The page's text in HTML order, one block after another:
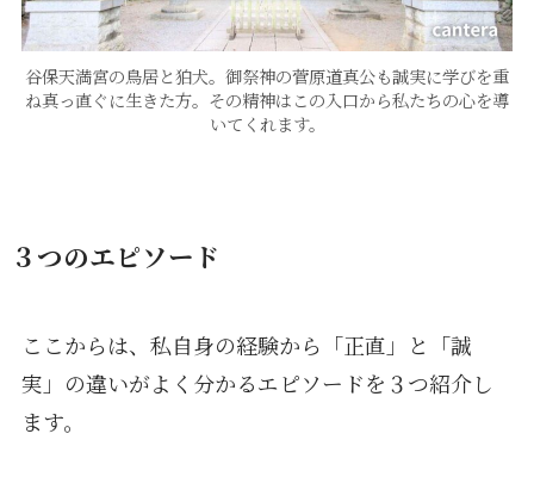
谷保天満宮の鳥居と狛犬。御祭神の菅原道真公も誠実に学びを重
ね真っ直ぐに生きた方。その精神はこの入口から私たちの心を導
いてくれます。
３つのエピソード
ここからは、私自身の経験から「正直」と「誠
実」の違いがよく分かるエピソードを３つ紹介し
ます。